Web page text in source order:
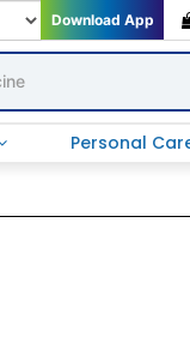
Download App
Personal